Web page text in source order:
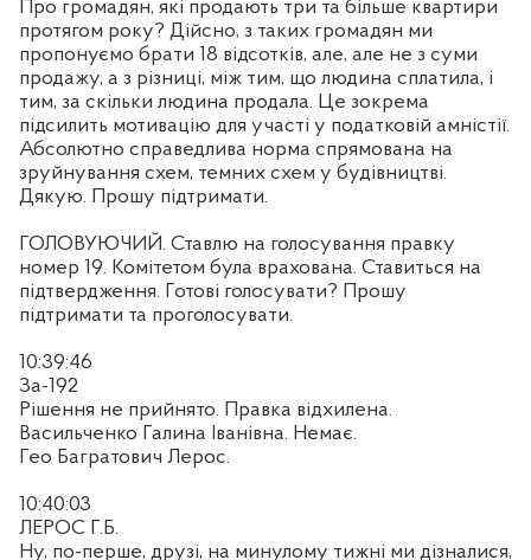
Про громадян, які продають три та більше квартири
протягом року? Дійсно, з таких громадян ми
пропонуємо брати 18 відсотків, але, але не з суми
продажу, а з різниці, між тим, що людина сплатила, і
тим, за скільки людина продала. Це зокрема
підсилить мотивацію для участі у податковій амністії.
Абсолютно справедлива норма спрямована на
зруйнування схем, темних схем у будівництві.
Дякую. Прошу підтримати.
ГОЛОВУЮЧИЙ. Ставлю на голосування правку
номер 19. Комітетом була врахована. Ставиться на
підтвердження. Готові голосувати? Прошу
підтримати та проголосувати.
10:39:46
За-192
Рішення не прийнято. Правка відхилена.
Васильченко Галина Іванівна. Немає.
Гео Багратович Лерос.
10:40:03
ЛЕРОС Г.Б.
Ну, по-перше, друзі, на минулому тижні ми дізналися,